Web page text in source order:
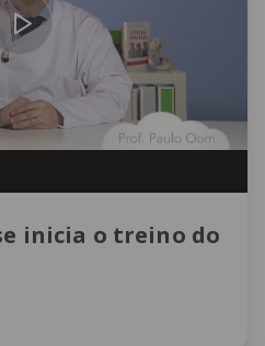
inicia o treino do